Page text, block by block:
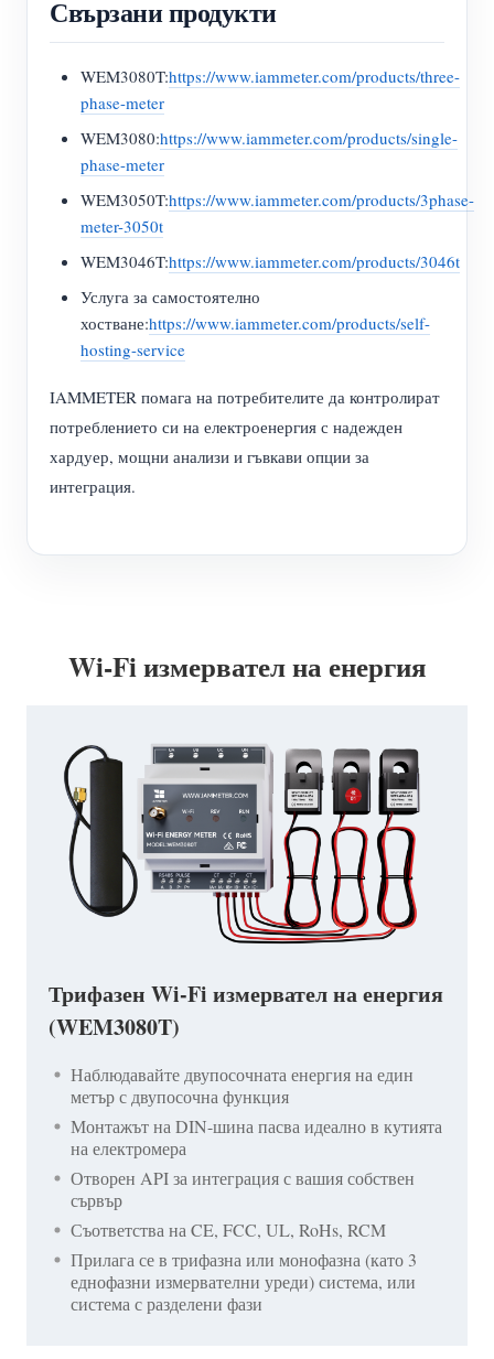
Свързани продукти
WEM3080T:https://www.iammeter.com/products/three-
phase-meter
WEM3080:https://www.iammeter.com/products/single-
phase-meter
WEM3050T:https://www.iammeter.com/products/3phase-
meter-3050t
WEM3046T:https://www.iammeter.com/products/3046t
Услуга за самостоятелно
хостване:https://www.iammeter.com/products/self-
hosting-service
IAMMETER помага на потребителите да контролират
потреблението си на електроенергия с надежден
хардуер, мощни анализи и гъвкави опции за
интеграция.
Wi-Fi измервател на енергия
Трифазен Wi-Fi измервател на енергия
(WEM3080T)
Наблюдавайте двупосочната енергия на един
метър с двупосочна функция
Монтажът на DIN-шина пасва идеално в кутията
на електромера
Отворен API за интеграция с вашия собствен
сървър
Съответства на CE, FCC, UL, RoHs, RCM
Прилага се в трифазна или монофазна (като 3
еднофазни измервателни уреди) система, или
система с разделени фази